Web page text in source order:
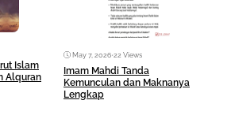
Islam
Alquran
May 7, 2026•22 Views
Imam Mahdi Tanda
Kemunculan dan Maknanya
Lengkap